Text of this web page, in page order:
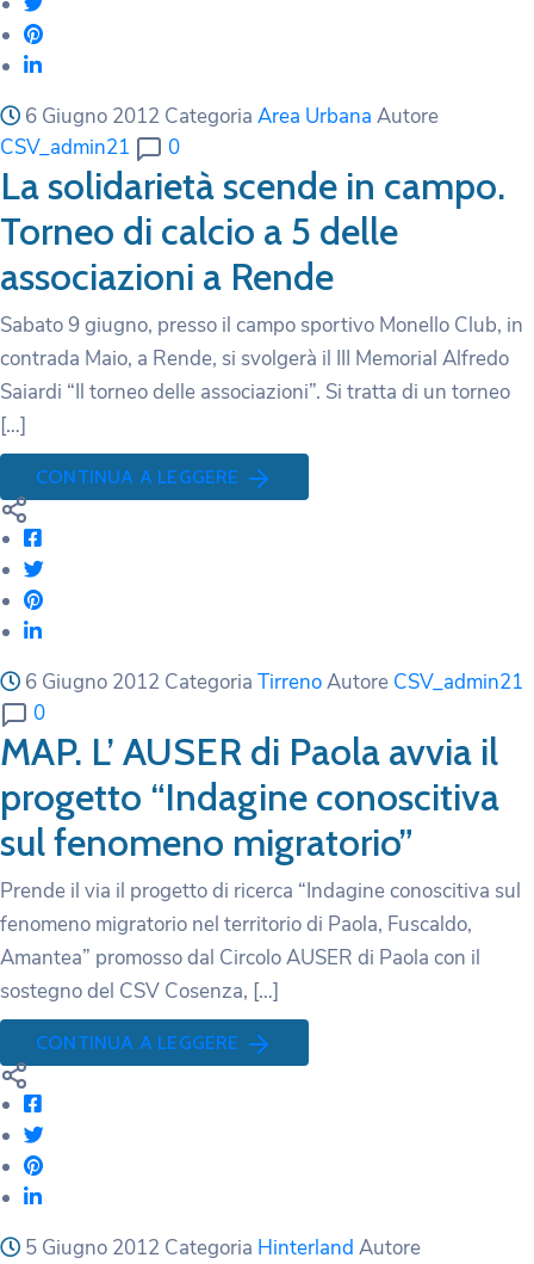
6 Giugno 2012 Categoria Area Urbana Autore
CSV_admin21
0
La solidarietà scende in campo.
Torneo di calcio a 5 delle
associazioni a Rende
Sabato 9 giugno, presso il campo sportivo Monello Club, in
contrada Maio, a Rende, si svolgerà il III Memorial Alfredo
Saiardi “Il torneo delle associazioni”. Si tratta di un torneo
[…]
CONTINUA A LEGGERE
6 Giugno 2012 Categoria TirrenoAutore CSV_admin21
0
MAP. L’ AUSER di Paola avvia il
progetto “Indagine conoscitiva
sul fenomeno migratorio”
Prende il via il progetto di ricerca “Indagine conoscitiva sul
fenomeno migratorio nel territorio di Paola, Fuscaldo,
Amantea” promosso dal Circolo AUSER di Paola con il
sostegno del CSV Cosenza, […]
CONTINUA A LEGGERE
5 Giugno 2012 Categoria Hinterland Autore